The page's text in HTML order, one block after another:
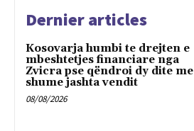
Dernier articles
Kosovarja humbi te drejten e
mbeshtetjes financiare nga
Zvicra pse qëndroi dy dite me
shume jashta vendit
08/08/2026